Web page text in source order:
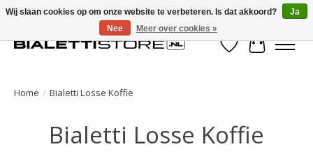
Verlanglijst
Home / Bialetti Losse Koffie
Bialetti Losse Koffie
Wij slaan cookies op om onze website te verbeteren. Is dat akkoord?
Ja
Nee
Meer over cookies »